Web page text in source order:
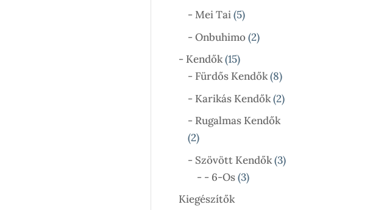
- Mei Tai 55
Termék
- Onbuhimo 22
- Kendők 1515
Termék
- Fürdős Kendők 88
Termék
- Karikás Kendők 22
- Rugalmas Kendők
22
Termék
- Szövött Kendők 33
- - 6-Os 33
Kiegészítők